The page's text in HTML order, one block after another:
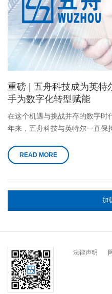
重磅 | 五舟科技成为英特
手为数字化转型赋能
在这个机遇与挑战并存的数字时
年来，五舟科技与英特尔一直保
钛金级合作伙伴，将共同携手为
READ MORE
加
法律声明